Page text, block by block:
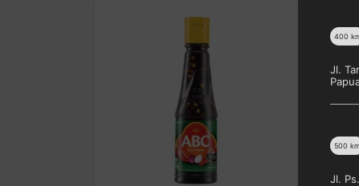
400
Jl.
500 km
Jl.